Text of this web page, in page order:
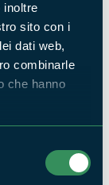
inoltre
sito con i
dati web,
combinarle
che hanno
sono proprio
nei
come la